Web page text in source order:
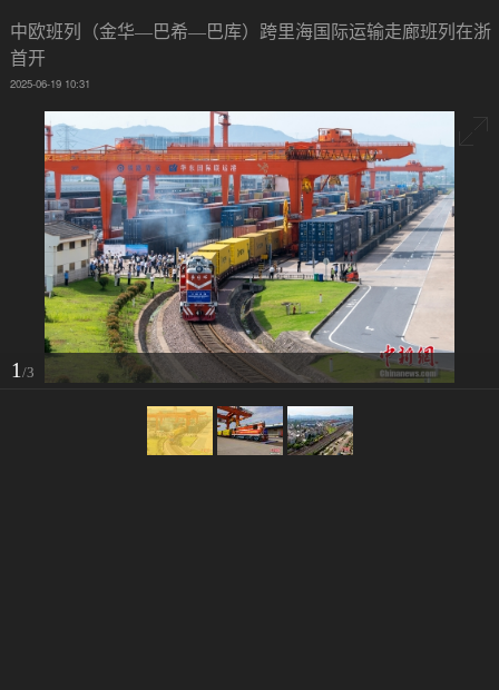
中欧班列（金华—巴希—巴库）跨里海国际运输走廊班列在浙
首开
2025-06-19 10:31
1/3